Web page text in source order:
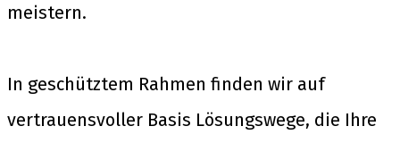
meistern.
In geschütztem Rahmen finden wir auf
vertrauensvoller Basis Lösungswege, die Ihre